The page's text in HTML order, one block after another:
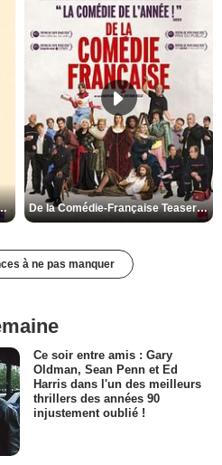
Bande-annonce VF De la Comédie-Française Teaser VF
à ne pas manquer
Ce soir entre amis : Gary
Oldman, Sean Penn et Ed
Harris dans l'un des meilleurs
thrillers des années 90
injustement oublié !